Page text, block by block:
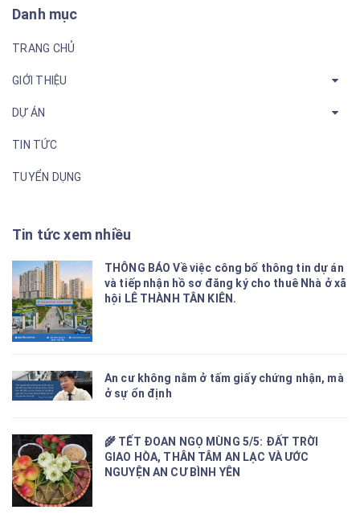
Danh mục
TRANG CHỦ
GIỚI THIỆU
DỰ ÁN
TIN TỨC
TUYỂN DỤNG
Tin tức xem nhiều
THÔNG BÁO Về việc công bố thông tin dự án
và tiếp nhận hồ sơ đăng ký cho thuê Nhà ở xã
hội LÊ THÀNH TÂN KIÊN.
An cư không nằm ở tấm giấy chứng nhận, mà
ở sự ổn định
🌾 TẾT ĐOAN NGỌ MÙNG 5/5: ĐẤT TRỜI
GIAO HÒA, THÂN TÂM AN LẠC VÀ ƯỚC
NGUYỆN AN CƯ BÌNH YÊN